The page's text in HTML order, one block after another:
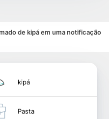
de kipá em uma notificação
kipá
Pasta